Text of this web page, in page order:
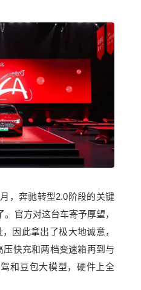
，奔驰转型2.0阶段的关键
官方对这台车寄予厚望，
因此拿出了极大地诚意，
压快充和两档变速箱再到与
和豆包大模型，硬件上全